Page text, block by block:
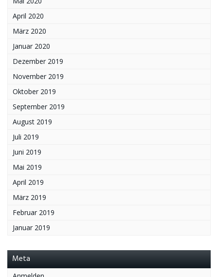
April 2020
März 2020
Januar 2020
Dezember 2019
November 2019
Oktober 2019
September 2019
August 2019
Juli 2019
Juni 2019
Mai 2019
April 2019
März 2019
Februar 2019
Januar 2019
Meta